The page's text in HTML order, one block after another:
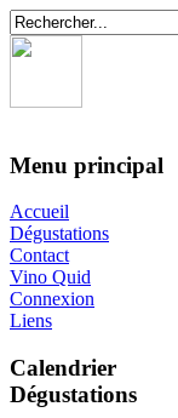
Menu principal
Accueil
Dégustations
Contact
Vino Quid
Connexion
Liens
Calendrier
Dégustations